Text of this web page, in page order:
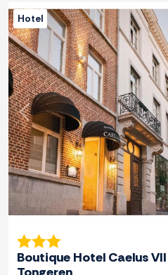
Previous
Hotel
Boutique Hotel Caelus VII